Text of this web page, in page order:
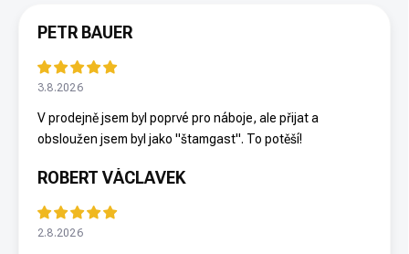
PETR BAUER
3.8.2026
V prodejně jsem byl poprvé pro náboje, ale přijat a
obsloužen jsem byl jako "štamgast". To potěší!
ROBERT VÁCLAVEK
2.8.2026